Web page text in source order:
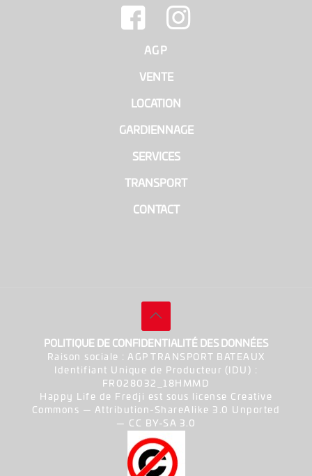
AGP
VENTE
LOCATION
GARDIENNAGE
SERVICES
TRANSPORT
CONTACT
POLITIQUE DE CONFIDENTIALITÉ DES DONNÉES
Raison sociale : AGP TRANSPORT BATEAUX
Identifiant Unique de Producteur (IDU) :
FR028032_18HMMD
Happy Life de Fredji est sous license Creative
Commons — Attribution-ShareAlike 3.0 Unported
— CC BY-SA 3.0